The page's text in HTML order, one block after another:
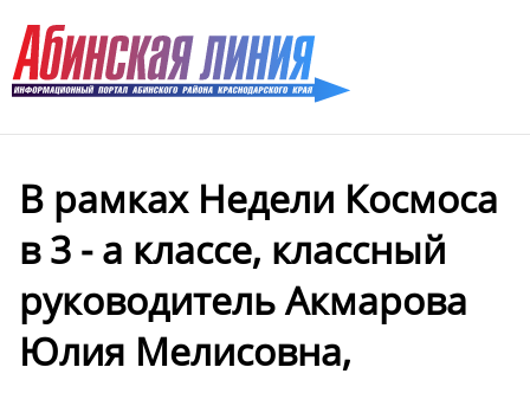
В рамках Недели Космоса
в 3 - а классе, классный
руководитель Акмарова
Юлия Мелисовна,